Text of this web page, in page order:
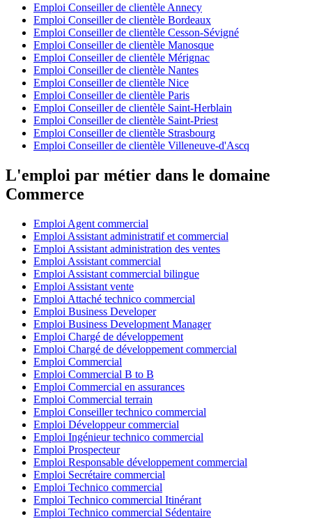
Emploi Conseiller de clientèle Annecy
Emploi Conseiller de clientèle Bordeaux
Emploi Conseiller de clientèle Cesson-Sévigné
Emploi Conseiller de clientèle Manosque
Emploi Conseiller de clientèle Mérignac
Emploi Conseiller de clientèle Nantes
Emploi Conseiller de clientèle Nice
Emploi Conseiller de clientèle Paris
Emploi Conseiller de clientèle Saint-Herblain
Emploi Conseiller de clientèle Saint-Priest
Emploi Conseiller de clientèle Strasbourg
Emploi Conseiller de clientèle Villeneuve-d'Ascq
L'emploi par métier dans le domaine
Commerce
Emploi Agent commercial
Emploi Assistant administratif et commercial
Emploi Assistant administration des ventes
Emploi Assistant commercial
Emploi Assistant commercial bilingue
Emploi Assistant vente
Emploi Attaché technico commercial
Emploi Business Developer
Emploi Business Development Manager
Emploi Chargé de développement
Emploi Chargé de développement commercial
Emploi Commercial
Emploi Commercial B to B
Emploi Commercial en assurances
Emploi Commercial terrain
Emploi Conseiller technico commercial
Emploi Développeur commercial
Emploi Ingénieur technico commercial
Emploi Prospecteur
Emploi Responsable développement commercial
Emploi Secrétaire commercial
Emploi Technico commercial
Emploi Technico commercial Itinérant
Emploi Technico commercial Sédentaire